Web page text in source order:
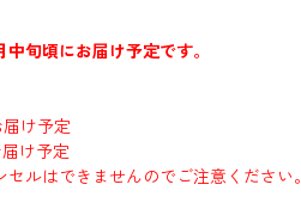
旬頃にお届け予定です。
け予定
け予定
ルはできませんのでご注意ください。